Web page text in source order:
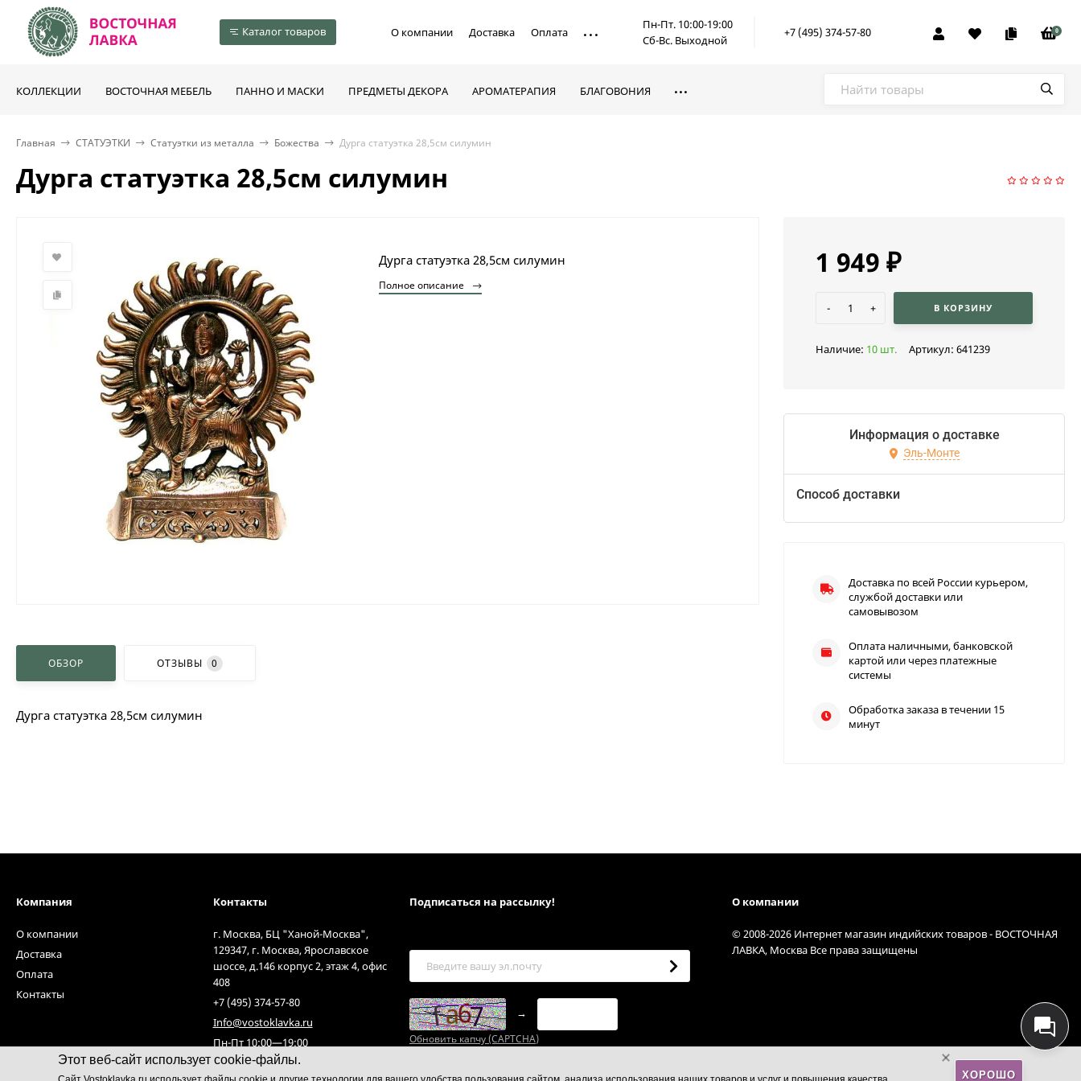
Этот веб-сайт использует cookie-файлы.
ХОРОШО
Каталог товаров О компании Доставка Оплата
Пн-Пт. 10:00-19:00
Сб-Вс. Выходной
+7 (495) 374-57-80 0
КОЛЛЕКЦИИ ВОСТОЧНАЯ МЕБЕЛЬ ПАННО И МАСКИ ПРЕДМЕТЫ ДЕКОРА АРОМАТЕРАПИЯ БЛАГОВОНИЯ
Главная СТАТУЭТКИ Статуэтки из металла Божества Дурга статуэтка 28,5см силумин
Дурга статуэтка 28,5см силумин
Дурга статуэтка 28,5см силумин
Полное описание
ОБЗОР ОТЗЫВЫ 0
Дурга статуэтка 28,5см силумин
1 949 ₽
- + В КОРЗИНУ
Наличие: 10 шт. Артикул: 641239
Информация о доставке
Эль-Монте
Способ доставки
Доставка по всей России курьером,
службой доставки или
самовывозом
Оплата наличными, банковской
картой или через платежные
системы
Обработка заказа в течении 15
минут
Компания
О компании
Доставка
Оплата
Контакты
Контакты
г. Москва, БЦ "Ханой-Москва",
129347, г. Москва, Ярославское
шоссе, д.146 корпус 2, этаж 4, офис
408
+7 (495) 374-57-80
Info@vostoklavka.ru
Пн-Пт 10:00—19:00
Подписаться на рассылкy!
→
Обновить капчу (CAPTCHA)
О компании
© 2008-2026 Интернет магазин индийских товаров - ВОСТОЧНАЯ
ЛАВКА, Москва Все права защищены